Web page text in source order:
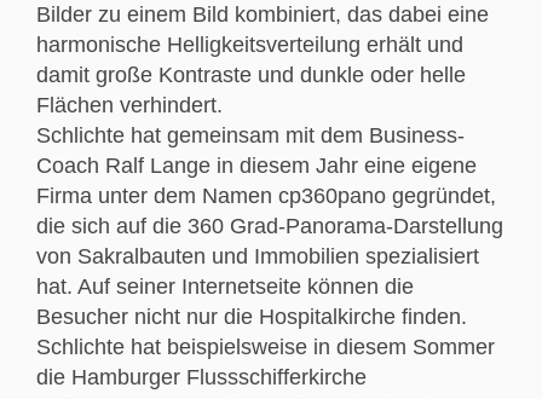
Bilder zu einem Bild kombiniert, das dabei eine
harmonische Helligkeitsverteilung erhält und
damit große Kontraste und dunkle oder helle
Flächen verhindert.
Schlichte hat gemeinsam mit dem Business-
Coach Ralf Lange in diesem Jahr eine eigene
Firma unter dem Namen cp360pano gegründet,
die sich auf die 360 Grad-Panorama-Darstellung
von Sakralbauten und Immobilien spezialisiert
hat. Auf seiner Internetseite können die
Besucher nicht nur die Hospitalkirche finden.
Schlichte hat beispielsweise in diesem Sommer
die Hamburger Flussschifferkirche